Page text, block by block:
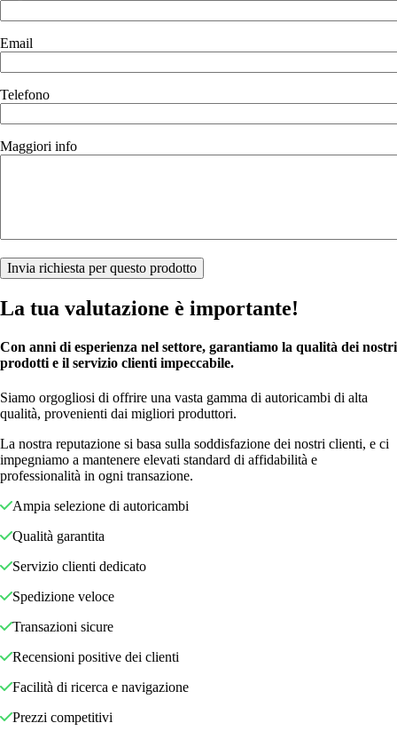
Email
Telefono
Maggiori info
La tua valutazione è importante!
Con anni di esperienza nel settore, garantiamo la qualità dei nostri
prodotti e il servizio clienti impeccabile.
Siamo orgogliosi di offrire una vasta gamma di autoricambi di alta
qualità, provenienti dai migliori produttori.
La nostra reputazione si basa sulla soddisfazione dei nostri clienti, e ci
impegniamo a mantenere elevati standard di affidabilità e
professionalità in ogni transazione.
Ampia selezione di autoricambi
Qualità garantita
Servizio clienti dedicato
Spedizione veloce
Transazioni sicure
Recensioni positive dei clienti
Facilità di ricerca e navigazione
Prezzi competitivi